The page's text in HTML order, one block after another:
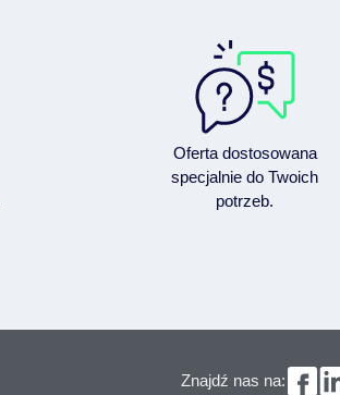
Oferta dostosowana
specjalnie do Twoich
potrzeb.
Znajdź nas na: